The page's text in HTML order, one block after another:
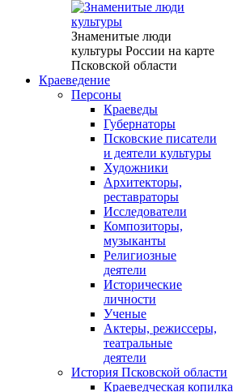
Знаменитые люди
культуры России на карте
Псковской области
Краеведение
Персоны
Краеведы
Губернаторы
Псковские писатели
и деятели культуры
Художники
Архитекторы,
реставраторы
Исследователи
Композиторы,
музыканты
Религиозные
деятели
Исторические
личности
Ученые
Актеры, режиссеры,
театральные
деятели
История Псковской области
Краеведческая копилка